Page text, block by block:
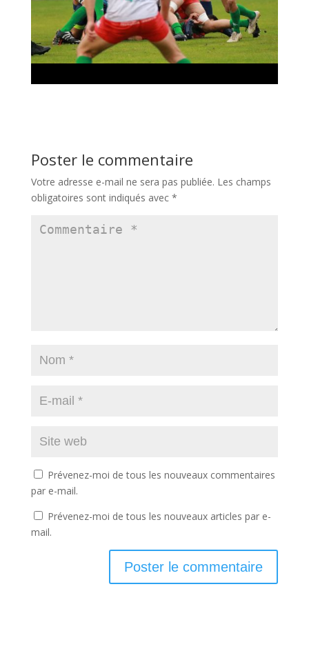
Poster le commentaire
Votre adresse e-mail ne sera pas publiée. Les champs
obligatoires sont indiqués avec *
Prévenez-moi de tous les nouveaux commentaires
par e-mail.
Prévenez-moi de tous les nouveaux articles par e-
mail.